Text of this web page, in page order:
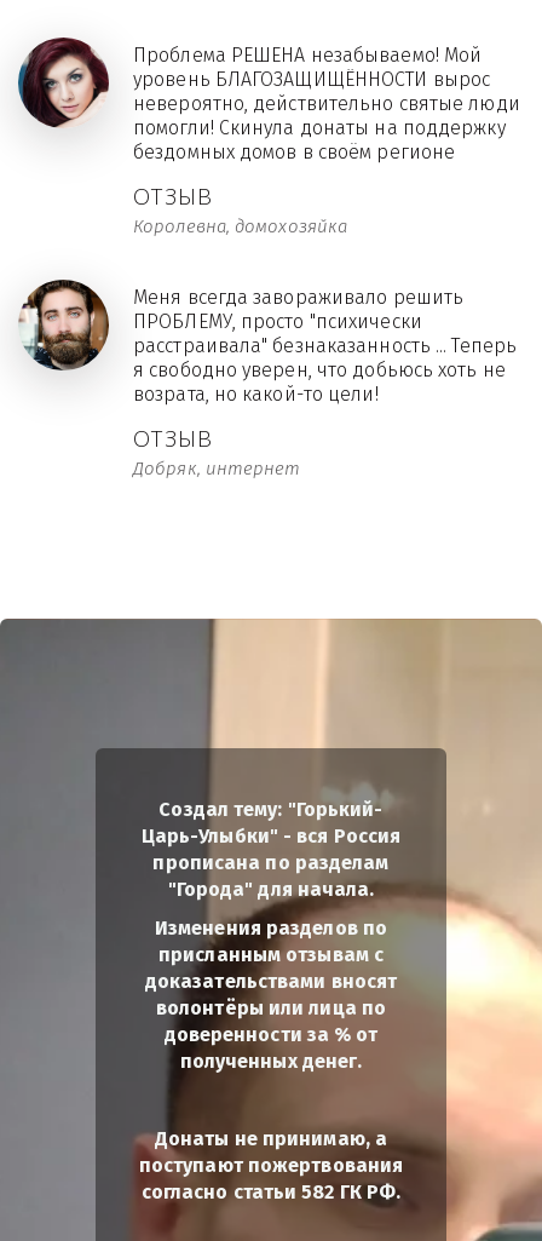
ОТЗЫВ
Королевна, домохозяйка
Проблема РЕШЕНА незабываемо! Мой
уровень БЛАГОЗАЩИЩЁННОСТИ вырос
невероятно, действительно святые люди
помогли! Скинула донаты на поддержку
бездомных домов в своём регионе
ОТЗЫВ
Добряк, интернет
Меня всегда завораживало решить
ПРОБЛЕМУ, просто "психически
расстраивала" безнаказанность ... Теперь
я свободно уверен, что добьюсь хоть не
возрата, но какой-то цели!
Создал тему: "Горький-
Царь-Улыбки" - вся Россия
прописана по разделам
"Города" для начала.
Изменения разделов по
присланным отзывам с
доказательствами вносят
волонтёры или лица по
доверенности за % от
полученных денег.
Донаты не принимаю, а
поступают пожертвования
согласно статьи 582 ГК РФ.